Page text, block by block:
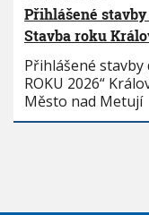
Přihlášené
Stavba roku
Přihlášené stavby
ROKU 2026“
Město nad Metují